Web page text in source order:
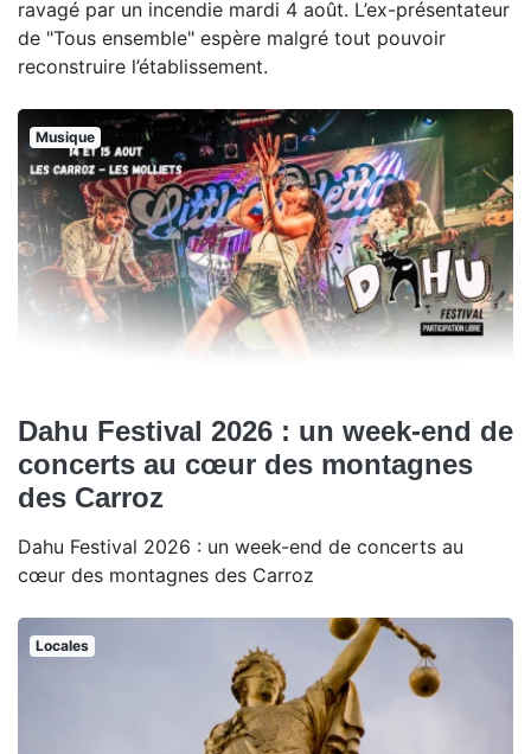
ravagé par un incendie mardi 4 août. L’ex-présentateur
de "Tous ensemble" espère malgré tout pouvoir
reconstruire l’établissement.
Musique
Dahu Festival 2026 : un week-end de
concerts au cœur des montagnes
des Carroz
Dahu Festival 2026 : un week-end de concerts au
cœur des montagnes des Carroz
Locales